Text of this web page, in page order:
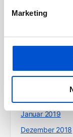
Marketing
Juli 2019
Juni 2019
Januar 2019
Dezember 2018